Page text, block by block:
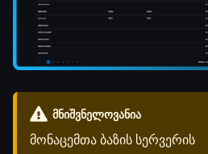
ᲛᲜᲘᲨᲕᲜᲔᲚᲝᲕᲐᲜᲘᲐ
მონაცემთა ბაზის სერვერის